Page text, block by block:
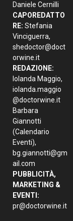
Daniele Cernilli
CAPOREDATTO
RE: Stefania
Vinciguerra,
shedoctor@doct
orwine.it
REDAZIONE:
Iolanda Maggio,
iolanda.maggio
@doctorwine.it
Barbara
Giannotti
(Calendario
Eventi),
bg.giannotti@gm
ail.com
PUBBLICITÀ,
MARKETING &
EVENTI:
pr@doctorwine.it